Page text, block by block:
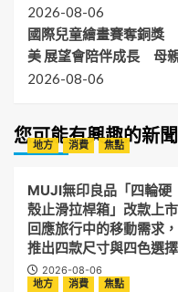
2026-08-06
國際兒童繪畫賽奪銅獎
美 展望會陪伴成長 母
2026-08-06
您可能有興趣的新聞
地方 消費 焦點
MUJI無印良品「四輪硬
殼止滑拉桿箱」改款上市
回應旅行中的移動需求，
推出四款尺寸與四色選擇
2026-08-06
地方
消費 焦點